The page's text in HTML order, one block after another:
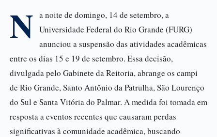
N a noite de domingo, 14 de setembro, a
Universidade Federal do Rio Grande (FURG)
anunciou a suspensão das atividades acadêmicas
entre os dias 15 e 19 de setembro. Essa decisão,
divulgada pelo Gabinete da Reitoria, abrange os campi
de Rio Grande, Santo Antônio da Patrulha, São Lourenço
do Sul e Santa Vitória do Palmar. A medida foi tomada em
resposta a eventos recentes que causaram perdas
significativas à comunidade acadêmica, buscando